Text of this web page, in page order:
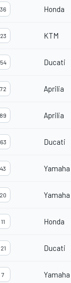
36 Honda
23 KTM
54 Ducati
72 Aprilia
89 Aprilia
63 Ducati
43 Yamaha
20 Yamaha
11 Honda
21 Ducati
7 Yamaha